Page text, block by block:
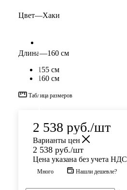
Цвет—Хаки
Длина—160 см
155 см
160 см
Таблица размеров
2 538 руб./шт
Варианты цен
2 538 руб./шт
Цена указана без учета НДС
Много Нашли дешевле?